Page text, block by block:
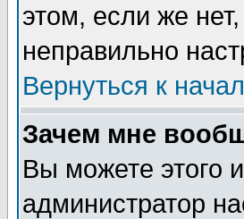
этом, если же
неправильно
Вернуться к
Зачем мне
Вы можете этого
администратор